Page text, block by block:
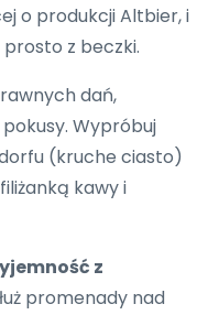
o produkcji Altbier, i
z beczki.
dań,
Wypróbuj
(kruche ciasto)
kawy i
z
promenady nad